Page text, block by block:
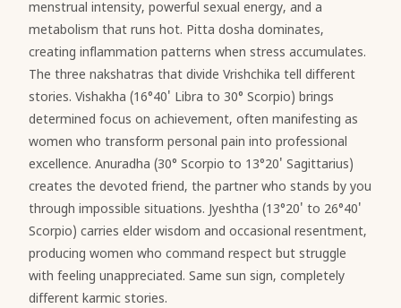
menstrual intensity, powerful sexual energy, and a
metabolism that runs hot. Pitta dosha dominates,
creating inflammation patterns when stress accumulates.
The three nakshatras that divide Vrishchika tell different
stories. Vishakha (16°40' Libra to 30° Scorpio) brings
determined focus on achievement, often manifesting as
women who transform personal pain into professional
excellence. Anuradha (30° Scorpio to 13°20' Sagittarius)
creates the devoted friend, the partner who stands by you
through impossible situations. Jyeshtha (13°20' to 26°40'
Scorpio) carries elder wisdom and occasional resentment,
producing women who command respect but struggle
with feeling unappreciated. Same sun sign, completely
different karmic stories.